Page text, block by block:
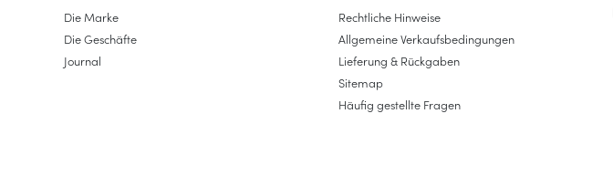
Sneakers
Goodyear genäht
Derbys & Richelieu
Sneakers
Pumps & Mary Janes
Damen Hochzeitsschuhe
Espadrilles mit Keilabsatz
Damen Mokassins
Die Marke
Die Geschäfte
Journal
Rechtliche Hinweise
Allgemeine Verkaufsbedingungen
Lieferung & Rückgaben
Sitemap
Häufig gestellte Fragen